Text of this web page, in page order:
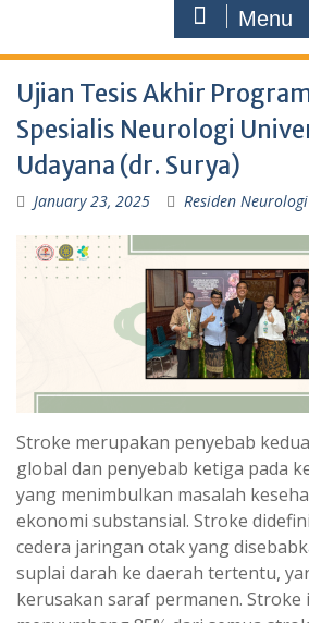
Menu
Ujian Tesis Akhir
Spesialis Neurologi
Udayana (dr. Surya)
January 23, 2025 Residen Neurologi
Stroke merupakan penyebab
global dan penyebab ketiga pada
yang menimbulkan masalah
ekonomi substansial. Stroke
cedera jaringan otak yang
suplai darah ke daerah tertentu,
kerusakan saraf permanen. Stroke